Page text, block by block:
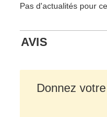
Pas d'actualités pour
AVIS
Donnez